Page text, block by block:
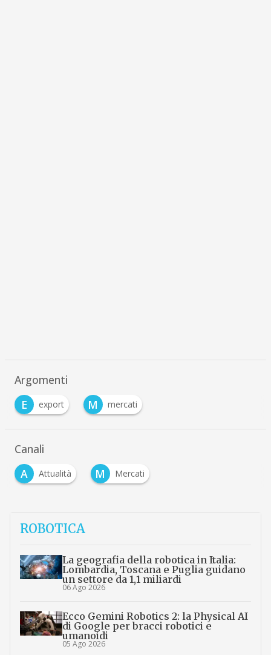
Argomenti
E
export M mercati
Canali
A
Attualità M Mercati
ROBOTICA
La geografia della robotica in Italia:
Lombardia, Toscana e Puglia guidano
un settore da 1,1 miliardi
06 Ago 2026
Ecco Gemini Robotics 2: la Physical AI
di Google per bracci robotici e
umanoidi
05 Ago 2026